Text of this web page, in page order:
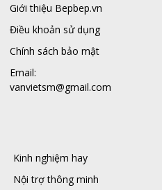
Giới thiệu Bepbep.vn
Điều khoản sử dụng
Chính sách bảo mật
Email:
vanvietsm@gmail.com
Kinh nghiệm hay
Nội trợ thông minh